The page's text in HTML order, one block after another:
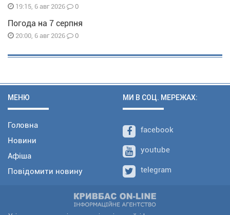
19:15, 6 авг 2026 0
Погода на 7 серпня
20:00, 6 авг 2026 0
МЕНЮ
Головна
Новини
Афіша
Повідомити новину
МИ В СОЦ. МЕРЕЖАХ:
facebook
youtube
telegram